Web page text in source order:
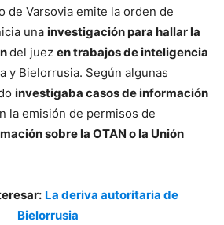
de Varsovia emite la orden de
una investigación para hallar la
del juez en trabajos de inteligencia
y Bielorrusia. Según algunas
investigaba casos de información
la emisión de permisos de
sobre la OTAN o la Unión
La deriva autoritaria de
Bielorrusia